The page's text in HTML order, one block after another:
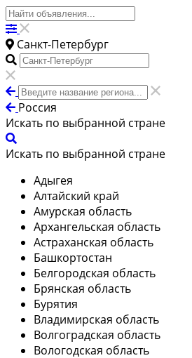
Санкт-Петербург
Россия
Искать по выбранной стране
Искать по выбранной стране
Адыгея
Алтайский край
Амурская область
Архангельская область
Астраханская область
Башкортостан
Белгородская область
Брянская область
Бурятия
Владимирская область
Волгоградская область
Вологодская область